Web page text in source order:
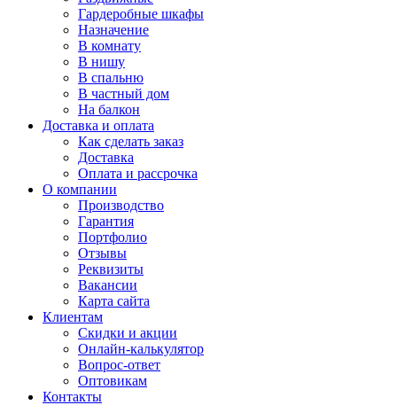
Гардеробные шкафы
Назначение
В комнату
В нишу
В спальню
В частный дом
На балкон
Доставка и оплата
Как сделать заказ
Доставка
Оплата и рассрочка
О компании
Производство
Гарантия
Портфолио
Отзывы
Реквизиты
Вакансии
Карта сайта
Клиентам
Скидки и акции
Онлайн-калькулятор
Вопрос-ответ
Оптовикам
Контакты